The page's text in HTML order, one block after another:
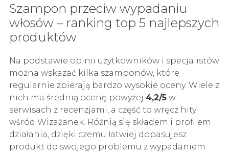
Szampon przeciw wypadaniu
włosów – ranking top 5 najlepszych
produktów
Na podstawie opinii użytkowników i specjalistów
można wskazać kilka szamponów, które
regularnie zbierają bardzo wysokie oceny. Wiele z
nich ma średnią ocenę powyżej 4,2/5w
serwisach z recenzjami, a część to wręcz hity
wśród Wizażanek. Różnią się składem i profilem
działania, dzięki czemu łatwiej dopasujesz
produkt do swojego problemu z wypadaniem.